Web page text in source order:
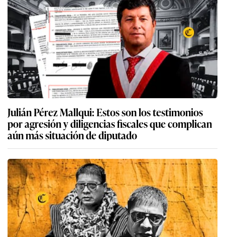
Julián Pérez Mallqui: Estos son los testimonios
por agresión y diligencias fiscales que complican
aún más situación de diputado